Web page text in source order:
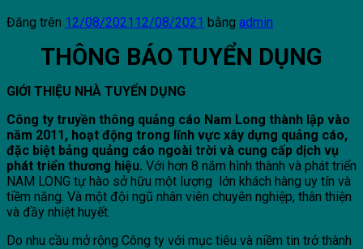
Đăng trên 12/08/2021 12/08/2021 bằng admin
THÔNG BÁO TUYỂN DỤNG
GIỚI THIỆU NHÀ TUYỂN DỤNG
Công ty truyền thông quảng cáo Nam Long thành lập vào
năm 2011, hoạt động trong lĩnh vực xây dựng quảng cáo,
đặc biệt bảng quảng cáo ngoài trời và cung cấp dịch vụ
phát triển thương hiệu. Với hơn 8 năm hình thành và phát triển
NAM LONG tự hào sở hữu một lượng lớn khách hàng uy tín và
tiềm năng. Và một đội ngũ nhân viên chuyên nghiệp, thân thiện
và đầy nhiệt huyết.
Do nhu cầu mở rộng Công ty với mục tiêu và niềm tin trở thành